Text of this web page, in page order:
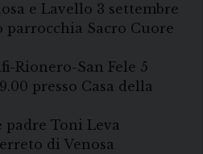
e Lavello 3 settembre
parrocchia Sacro Cuore
Rionero-San Fele 5
presso Casa della
Toni Leva
di Venosa